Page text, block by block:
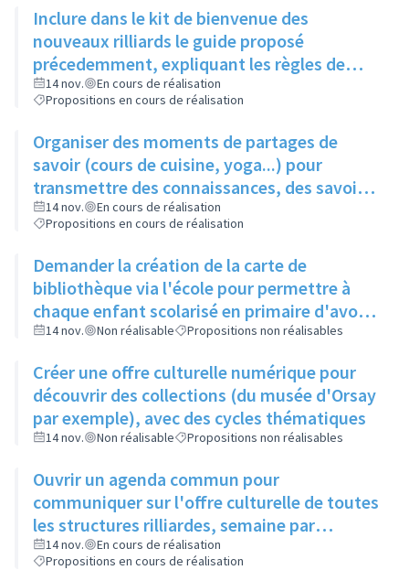
Inclure dans le kit de bienvenue des
nouveaux rilliards le guide proposé
précedemment, expliquant les règles de
bonne conduite
14 nov.
En cours de réalisation
Propositions en cours de réalisation
Organiser des moments de partages de
savoir (cours de cuisine, yoga...) pour
transmettre des connaissances, des savoir-
faire, à moindre coût
14 nov.
En cours de réalisation
Propositions en cours de réalisation
Demander la création de la carte de
bibliothèque via l'école pour permettre à
chaque enfant scolarisé en primaire d'avoir
une carte et toucher éventuellement le reste
14 nov. Non réalisable Propositions non réalisables
Créer une offre culturelle numérique pour
découvrir des collections (du musée d'Orsay
par exemple), avec des cycles thématiques
14 nov. Non réalisable Propositions non réalisables
Ouvrir un agenda commun pour
communiquer sur l'offre culturelle de toutes
les structures rilliardes, semaine par
semaine, avec régulation par la mairie
14 nov.
En cours de réalisation
Propositions en cours de réalisation